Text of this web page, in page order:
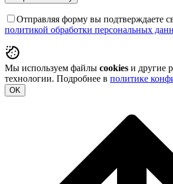
Отправляя форму вы подтверждаете
политикой обработки персональных
Мы используем файлы cookies и другие
технологии. Подробнее в политике
OK